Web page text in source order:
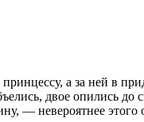
принцессу, а за ней в
двое опились до
— невероятнее этого